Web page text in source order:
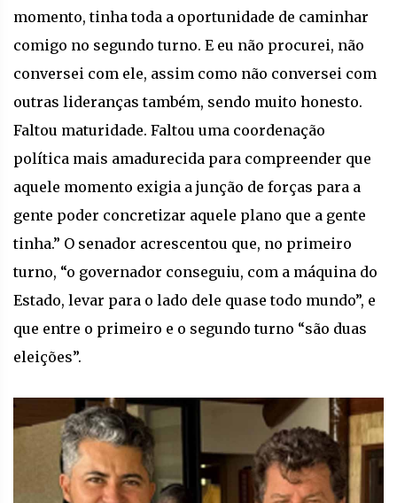
momento, tinha toda a oportunidade de caminhar
comigo no segundo turno. E eu não procurei, não
conversei com ele, assim como não conversei com
outras lideranças também, sendo muito honesto.
Faltou maturidade. Faltou uma coordenação
política mais amadurecida para compreender que
aquele momento exigia a junção de forças para a
gente poder concretizar aquele plano que a gente
tinha.” O senador acrescentou que, no primeiro
turno, “o governador conseguiu, com a máquina do
Estado, levar para o lado dele quase todo mundo”, e
que entre o primeiro e o segundo turno “são duas
eleições”.